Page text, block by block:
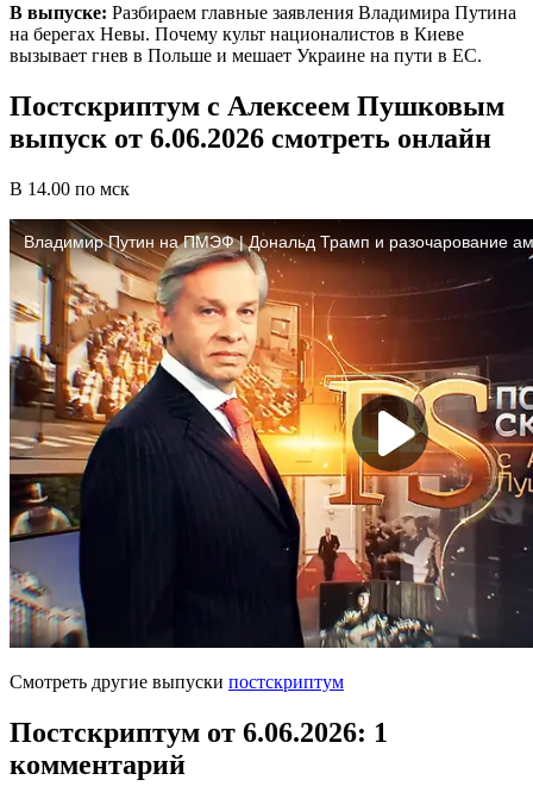
В выпуске: Разбираем главные заявления Владимира Путина
на берегах Невы. Почему культ националистов в Киеве
вызывает гнев в Польше и мешает Украине на пути в ЕС.
Постскриптум с Алексеем Пушковым
выпуск от 6.06.2026 смотреть онлайн
В 14.00 по мск
Смотреть другие выпуски постскриптум
Постскриптум от 6.06.2026: 1
комментарий